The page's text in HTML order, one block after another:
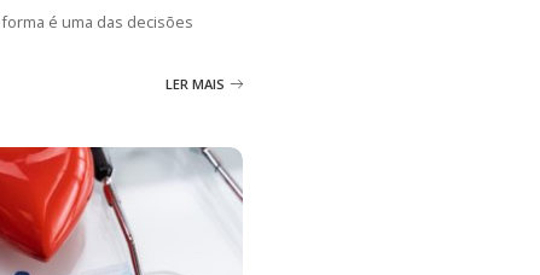
é uma das decisões
LER MAIS